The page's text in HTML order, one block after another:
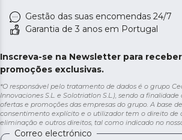
Gestão das suas encomendas 24/7
Garantia de 3 anos em Portugal
Inscreva-se na Newsletter para
promoções exclusivas.
*O responsável pelo tratamento de dados é o grupo
Innovaciones S.L. e Solotriatlon S.L.), sendo a
ofertas e promoções das empresas do grupo. A base
consentimento explícito e o utilizador tem o direito de
eliminação e outros direitos, tal como indicado no
Correo electrónico